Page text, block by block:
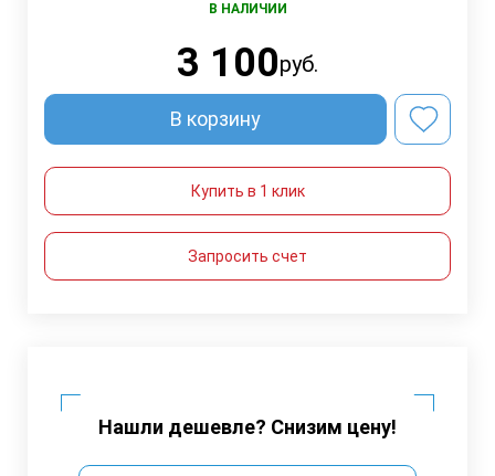
В НАЛИЧИИ
3 100руб.
В корзину
Купить в 1 клик
Запросить счет
Нашли дешевле? Снизим цену!